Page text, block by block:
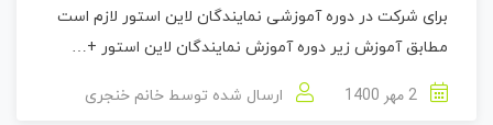
برای شرکت در دوره آموزشی نمایندگان لاین استور لازم است
مطابق آموزش زیر دوره آموزش نمایندگان لاین استور +…
ارسال شده توسط خانم خنجری